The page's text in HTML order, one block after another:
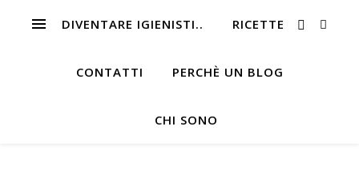
DIVENTARE IGIENISTI.. RICETTE
CONTATTI PERCHÈ UN BLOG
CHI SONO